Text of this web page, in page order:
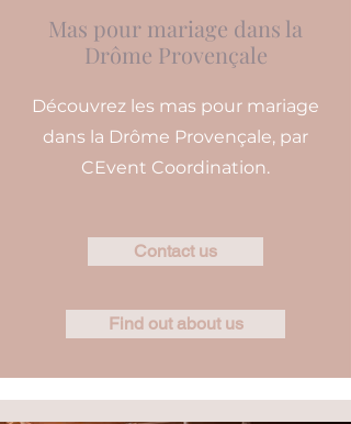
Mas pour mariage dans la
Drôme Provençale
Découvrez les mas pour mariage
dans la Drôme Provençale, par
CEvent Coordination.
Contact us
Find out about us